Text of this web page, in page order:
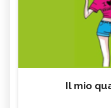
GLONOINUM, TUTTO SUL
CANTHARIS, TUTTO SUL
Il mio